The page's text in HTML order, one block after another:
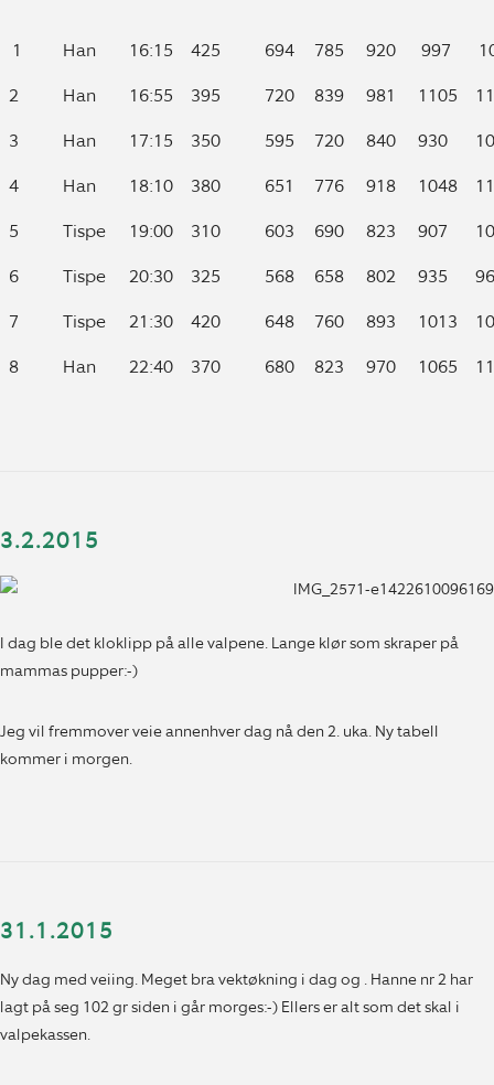
Valp
Kjønn
Født
Nyfødt
Uke
Dag
Dag
Dag
1 Han 16:15 425 694 785 920 997
2
Han 16:55 395 720 839 981 1105
3
Han 17:15 350 595 720 840 930
4
Han 18:10 380 651 776 918 1048
5
Tispe 19:00 310 603 690 823 907
6
Tispe 20:30 325 568 658 802 935
7
Tispe 21:30 420 648 760 893 1013
8
Han 22:40 370 680 823 970 1065
3.2.2015
I dag ble det kloklipp på alle valpene. Lange klør som skraper på
mammas pupper:-)
Jeg vil fremmover veie annenhver dag nå den 2. uka. Ny tabell
kommer i morgen.
31.1.2015
Ny dag med veiing. Meget bra vektøkning i dag og . Hanne nr 2 har
lagt på seg 102 gr siden i går morges:-) Ellers er alt som det skal i
valpekassen.